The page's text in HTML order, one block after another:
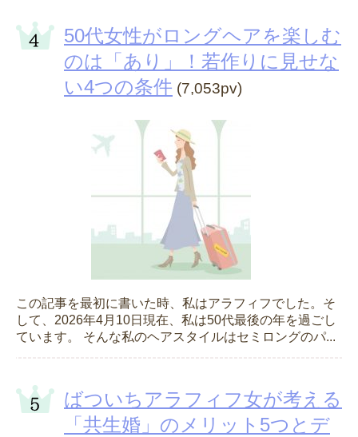
50代女性がロングヘアを楽しむ
のは「あり」！若作りに見せな
い4つの条件 (7,053pv)
この記事を最初に書いた時、私はアラフィフでした。そ
して、2026年4月10日現在、私は50代最後の年を過ごし
ています。 そんな私のヘアスタイルはセミロングのパ...
ばついちアラフィフ女が考える
「共生婚」のメリット5つとデ